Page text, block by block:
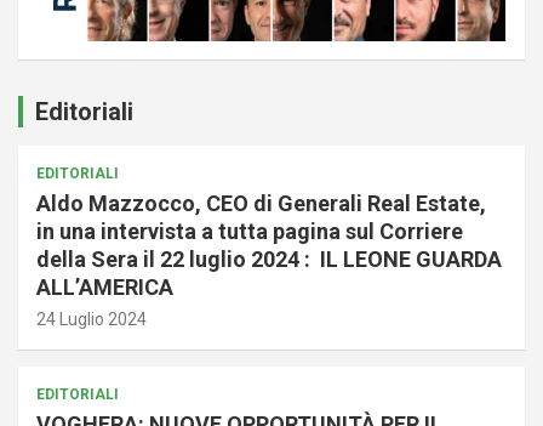
Editoriali
EDITORIALI
Aldo Mazzocco, CEO di Generali Real Estate,
in una intervista a tutta pagina sul Corriere
della Sera il 22 luglio 2024 : IL LEONE GUARDA
ALL’AMERICA
24 Luglio 2024
EDITORIALI